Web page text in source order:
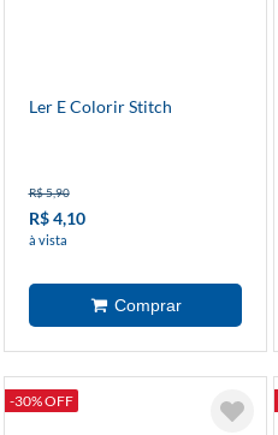
Ler E Colorir Stitch
R$ 5,90
R$ 4,10
à vista
-30% OFF